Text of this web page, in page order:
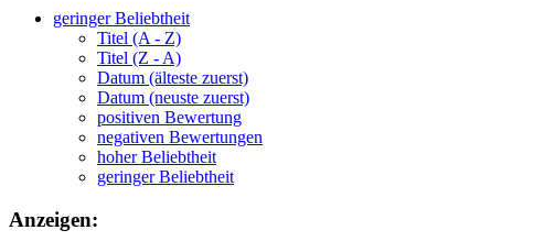
geringer Beliebtheit
Titel (A - Z)
Titel (Z - A)
Datum (älteste zuerst)
Datum (neuste zuerst)
positiven Bewertung
negativen Bewertungen
hoher Beliebtheit
geringer Beliebtheit
Anzeigen: